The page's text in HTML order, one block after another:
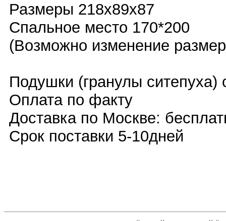
Размеры 218x89x87
Спальное место 170*200
(Возможно изменение
Подушки (гранулы
Оплата по факту
Доставка по Москве:
Срок поставки 5-10дней